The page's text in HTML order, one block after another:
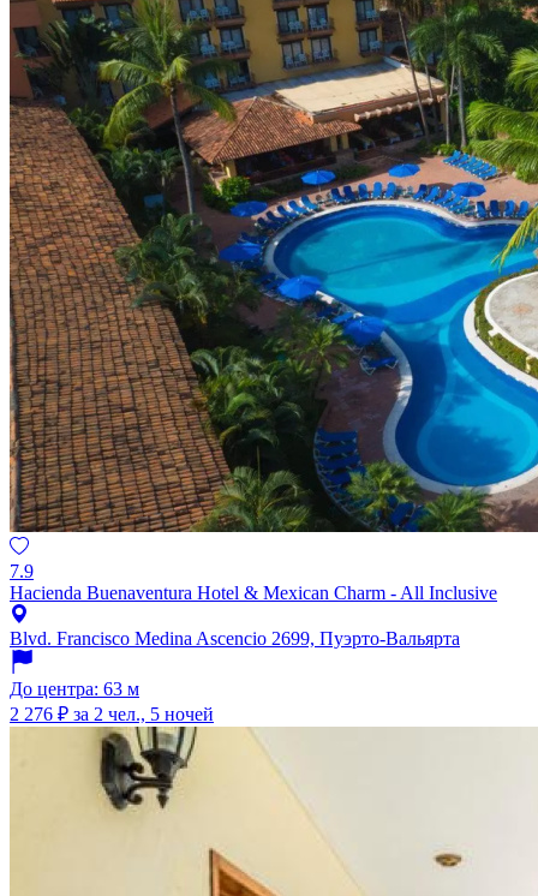
7.9
Hacienda Buenaventura Hotel & Mexican Charm - All Inclusive
Blvd. Francisco Medina Ascencio 2699, Пуэрто-Вальярта
До центра: 63 м
2 276 ₽ за 2 чел., 5 ночей